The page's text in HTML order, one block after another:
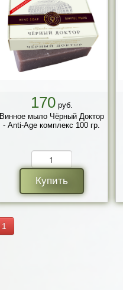
170руб.
Винное мыло Чёрный Доктор
- Anti-Age комплекс 100 гр.
Купить
1